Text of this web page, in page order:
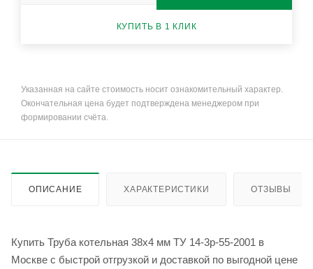
КУПИТЬ В 1 КЛИК
Указанная на сайте стоимость носит ознакомительный характер.
Окончательная цена будет подтверждена менеджером при
формировании счёта.
ОПИСАНИЕ ХАРАКТЕРИСТИКИ ОТЗЫВЫ
Купить Труба котельная 38х4 мм ТУ 14-3р-55-2001 в
Москве с быстрой отгрузкой и доставкой по выгодной цене